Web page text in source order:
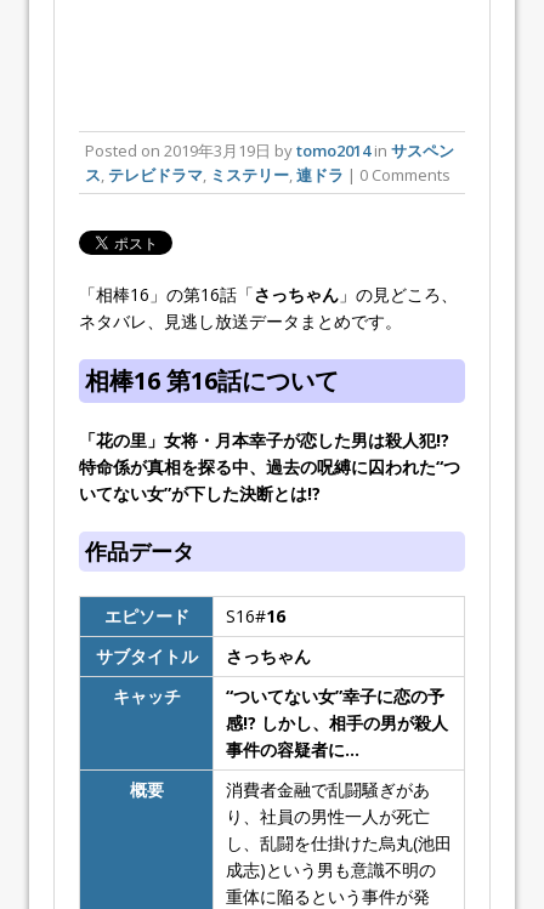
Posted on 2019年3月19日 bytomo2014in サスペン
ス テレビドラマ ミステリー 連ドラ | 0 Comments
「相棒16」の第16話「さっちゃん 」の見どころ、
ネタバレ、見逃し放送データまとめです。
相棒16 第16話について
「花の里」女将・月本幸子が恋した男は殺人犯!?
特命係が真相を探る中、過去の呪縛に囚われた“つ
いてない女”が下した決断とは!?
作品データ
エピソード S16#16
サブタイトル
さっちゃん
キャッチ
“ついてない女”幸子に恋の予
感!? しかし、相手の男が殺人
事件の容疑者に…
概要
消費者金融で乱闘騒ぎがあ
り、社員の男性一人が死亡
し、乱闘を仕掛けた烏丸(池田
成志)という男も意識不明の
重体に陥るという事件が発